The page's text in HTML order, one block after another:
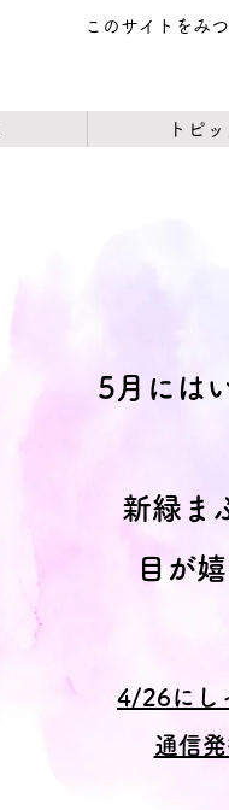
このサイトをみ
トピッ
5月には
新緑ま
目が
4/26にし
通信